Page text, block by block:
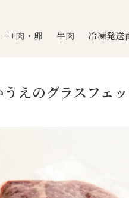
++肉・卵 牛肉 冷凍発送
うえのグラスフェ